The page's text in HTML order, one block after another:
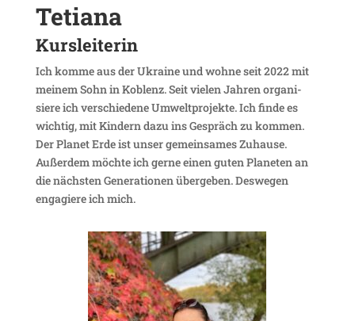
Tetiana
Kurs­lei­terin
Ich komme aus der Ukraine und wohne seit 2022 mit
meinem Sohn in Koblenz. Seit vielen Jahren orga­ni­
siere ich verschie­dene Umwelt­pro­jekte. Ich finde es
wichtig, mit Kindern dazu ins Gespräch zu kommen.
Der Planet Erde ist unser gemein­sames Zuhause.
Außerdem möchte ich gerne einen guten Planeten an
die nächsten Gene­ra­tionen über­geben. Deswegen
enga­giere ich mich.